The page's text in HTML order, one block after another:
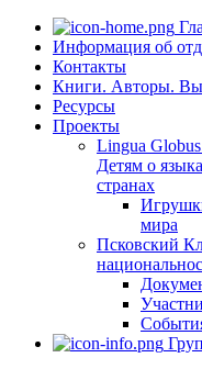
Информация об
Контакты
Книги. Авторы.
Ресурсы
Проекты
Lingua
Детям о
странах
мира
Псковский